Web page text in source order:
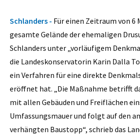
Schlanders - Für einen Zeitraum von 6
gesamte Gelände der ehemaligen
Schlanders unter „vorläufigem
die Landeskonservatorin Karin Dalla
ein Verfahren für eine direkte
eröffnet hat. „Die Maßnahme betrifft
mit allen Gebäuden und Freiflächen
Umfassungsmauer und folgt auf den
verhängten Baustopp“, schrieb das